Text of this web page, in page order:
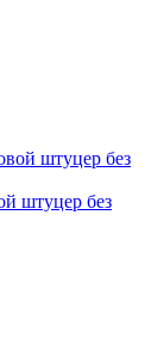
штуцер без